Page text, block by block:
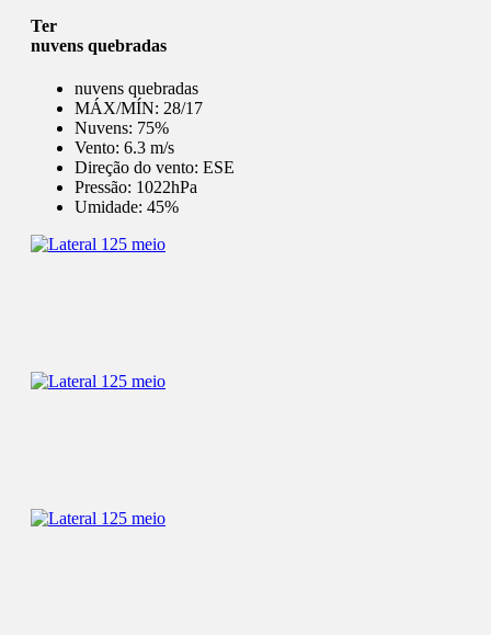
Ter
nuvens quebradas
nuvens quebradas
MÁX/MÍN: 28/17
Nuvens: 75%
Vento: 6.3 m/s
Direção do vento: ESE
Pressão: 1022hPa
Umidade: 45%